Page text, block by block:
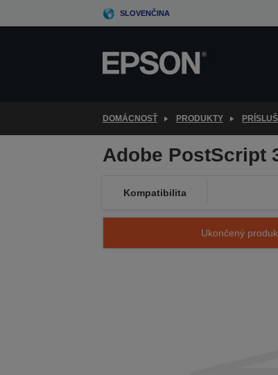
to
SLOVENČINA
DOMÁCNOSŤ PRODUKTY
Adobe PostScript
Kompatibilita
Ukončený